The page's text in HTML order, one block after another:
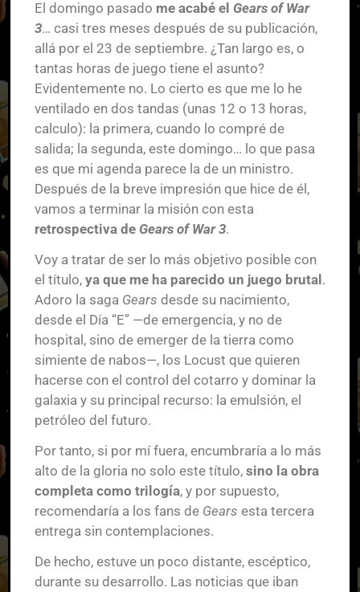
El domingo pasado me acabé el Gears of War
3… casi tres meses después de su publicación,
allá por el 23 de septiembre. ¿Tan largo es, o
tantas horas de juego tiene el asunto?
Evidentemente no. Lo cierto es que me lo he
ventilado en dos tandas (unas 12 o 13 horas,
calculo): la primera, cuando lo compré de
salida; la segunda, este domingo… lo que pasa
es que mi agenda parece la de un ministro.
Después de la breve impresión que hice de él,
vamos a terminar la misión con esta
retrospectiva de Gears of War 3.
Voy a tratar de ser lo más objetivo posible con
el título, ya que me ha parecido un juego brutal.
Adoro la saga Gears desde su nacimiento,
desde el Día “E” —de emergencia, y no de
hospital, sino de emerger de la tierra como
simiente de nabos—, los Locust que quieren
hacerse con el control del cotarro y dominar la
galaxia y su principal recurso: la emulsión, el
petróleo del futuro.
Por tanto, si por mí fuera, encumbraría a lo más
alto de la gloria no solo este título, sino la obra
completa como trilogía, y por supuesto,
recomendaría a los fans de Gears esta tercera
entrega sin contemplaciones.
De hecho, estuve un poco distante, escéptico,
durante su desarrollo. Las noticias que iban